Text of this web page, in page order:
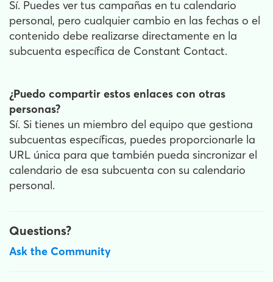
Sí. Puedes ver tus campañas en tu calendario
personal, pero cualquier cambio en las fechas o el
contenido debe realizarse directamente en la
subcuenta específica de Constant Contact.
¿Puedo compartir estos enlaces con otras
personas?
Sí. Si tienes un miembro del equipo que gestiona
subcuentas específicas, puedes proporcionarle la
URL única para que también pueda sincronizar el
calendario de esa subcuenta con su calendario
personal.
Questions?
Ask the Community